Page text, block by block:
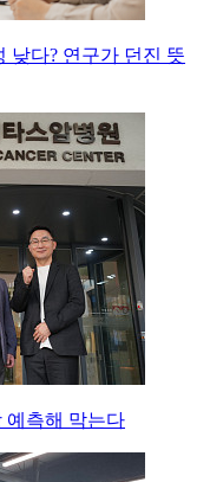
낮다? 연구가 던진 뜻
예측해 막는다